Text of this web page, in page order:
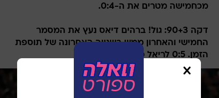
מכחמישה מטרים את ה-0:4.
דקה 90+3: גול! ברהים דיאס נעץ את המסמר
החמישי והאחרון ממש בשנייה האחרונה של תוספת
הזמן. 0:5 לריאל מדריד בסיום.